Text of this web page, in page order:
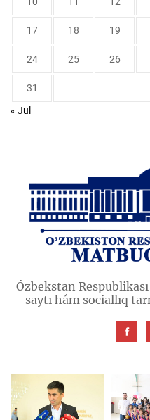
17 18 19
24 25 26
31
« Jul
Ózbekstan
saytı hám sociallıq